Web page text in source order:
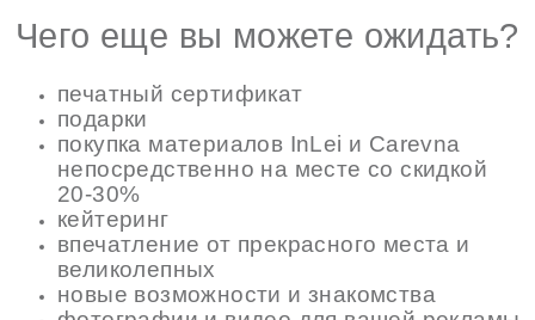
Чего еще вы можете ожидать?
печатный сертификат
подарки
покупка материалов InLei и Carevna
непосредственно на месте со скидкой
20-30%
кейтеринг
впечатление от прекрасного места и
великолепных
новые возможности и знакомства